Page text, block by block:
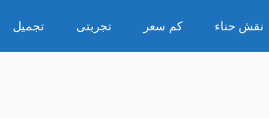
نقش حناء كم سعر تجربتى تجميل